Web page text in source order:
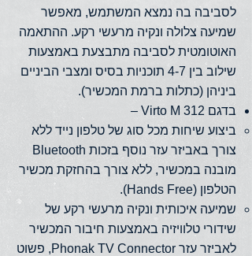
לסביבה בה נמצא המשתמש, מאפשר
שמיעה צלולה ונקיה מרעשי רקע. ההתאמה
האוטומטית לסביבה מתבצעת באמצעות
שילוב בין 4-7 תוכניות בסיס ומצבי הביניים
ביניהן (כתלות ברמת המכשיר).
בדגם Virto M 312 –
ביצוע שיחות מכל סוג של טלפון נייד ללא
צורך באביזר עזר נוסף בזכות Bluetooth
מובנה במכשיר, ללא צורך בהחזקת מכשיר
הטלפון (Hands Free).
שמיעה איכותית ונקיה מרעשי רקע של
שידורי טלוויזיה באמצעות חיבור המכשיר
לאביזר עזר Phonak TV Connector, פשוט